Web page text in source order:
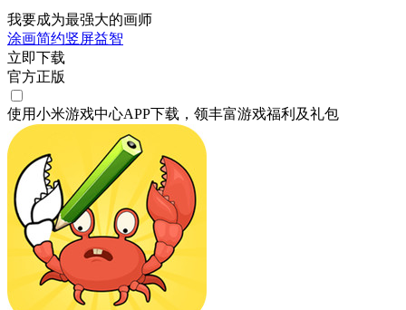
我要成为最强大的画师
涂画简约竖屏益智
立即下载
官方正版
使用小米游戏中心APP下载 ，领丰富游戏福利 及礼包